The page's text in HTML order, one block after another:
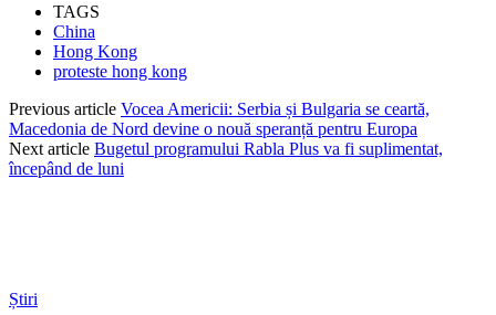
TAGS
China
Hong Kong
proteste hong kong
Previous article Vocea Americii: Serbia și Bulgaria se ceartă,
Macedonia de Nord devine o nouă speranță pentru Europa
Next article Bugetul programului Rabla Plus va fi suplimentat,
începând de luni
Știri